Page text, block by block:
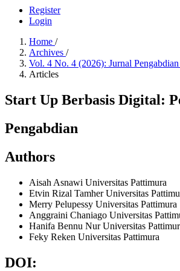
Register
Login
Home /
Archives /
Vol. 4 No. 4 (2026): Jurnal
Articles
Start Up Berbasis Digital:
Pengabdian
Authors
Aisah Asnawi Universitas Pattimura
Etvin Rizal TamherUniversitas
Merry Pelupessy Universitas Pattimura
Anggraini Chaniago Universitas
Hanifa Bennu NurUniversitas
Feky Reken Universitas Pattimura
DOI: